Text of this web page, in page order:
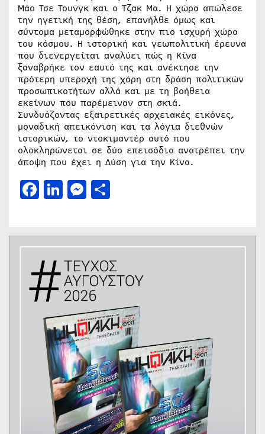
Μάο Τσε Τουνγκ και ο Τζακ Μα. Η χώρα απώλεσε
την ηγετική της θέση, επανήλθε όμως και
σύντομα μεταμορφώθηκε στην πιο ισχυρή χώρα
του κόσμου. Η ιστορική και γεωπολιτική έρευνα
που διενεργείται αναλύει πώς η Κίνα
ξαναβρήκε τον εαυτό της και ανέκτησε την
πρότερη υπεροχή της χάρη στη δράση πολιτικών
προσωπικοτήτων αλλά και με τη βοήθεια
εκείνων που παρέμειναν στη σκιά.
Συνδυάζοντας εξαιρετικές αρχειακές εικόνες,
μοναδική απεικόνιση και τα λόγια διεθνών
ιστορικών, το ντοκιμαντέρ αυτό που
ολοκληρώνεται σε δύο επεισόδια ανατρέπει την
άποψη που έχει η Δύση για την Κίνα.
Facebook
LinkedIn
Messenger